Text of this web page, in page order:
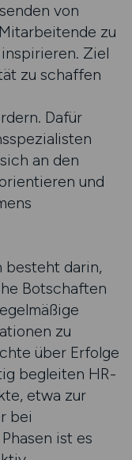
von
zu
Ziel
zu schaffen
Dafür
an den
und
besteht darin,
Botschaften
zu
über Erfolge
begleiten HR-
etwa zur
bei
ist es